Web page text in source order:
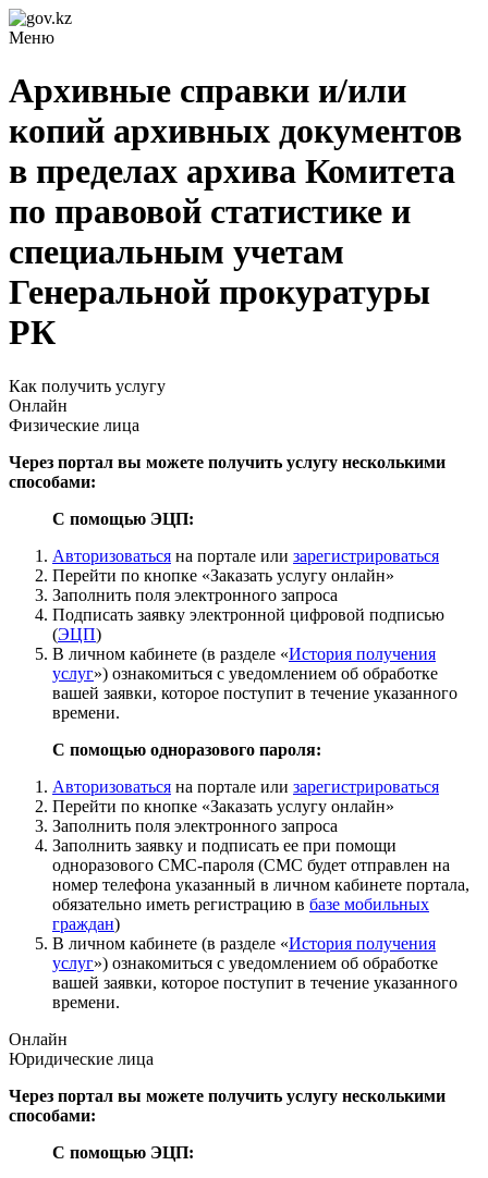
Меню
Архивные справки и/или
копий архивных документов
в пределах архива Комитета
по правовой статистике и
специальным учетам
Генеральной прокуратуры
РК
Как получить услугу
Онлайн
Физические лица
Через портал вы можете получить услугу несколькими
способами:
С помощью ЭЦП:
Авторизоваться на портале или зарегистрироваться
Перейти по кнопке «Заказать услугу онлайн»
Заполнить поля электронного запроса
Подписать заявку электронной цифровой подписью
(ЭЦП)
В личном кабинете (в разделе «История получения
услуг») ознакомиться с уведомлением об обработке
вашей заявки, которое поступит в течение указанного
времени.
С помощью одноразового пароля:
Авторизоваться на портале или зарегистрироваться
Перейти по кнопке «Заказать услугу онлайн»
Заполнить поля электронного запроса
Заполнить заявку и подписать ее при помощи
одноразового СМС-пароля (СМС будет отправлен на
номер телефона указанный в личном кабинете портала,
обязательно иметь регистрацию в базе мобильных
граждан)
В личном кабинете (в разделе «История получения
услуг») ознакомиться с уведомлением об обработке
вашей заявки, которое поступит в течение указанного
времени.
Онлайн
Юридические лица
Через портал вы можете получить услугу несколькими
способами:
С помощью ЭЦП: